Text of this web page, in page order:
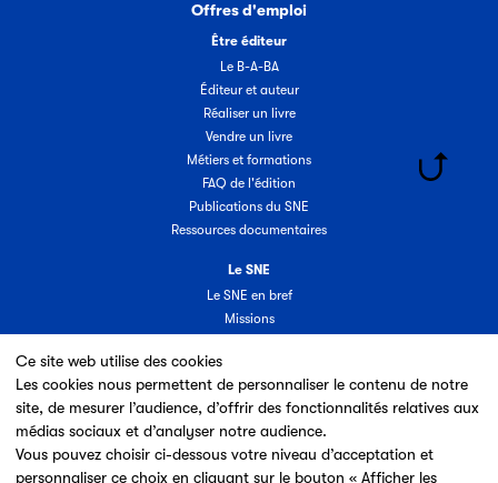
Ce site web utilise des cookies
Les cookies nous permettent de personnaliser le contenu de notre
site, de mesurer l’audience, d’offrir des fonctionnalités relatives aux
médias sociaux et d’analyser notre audience.
Vous pouvez choisir ci-dessous votre niveau d’acceptation et
personnaliser ce choix en cliquant sur le bouton « Afficher les
Offres d'emploi
Être éditeur
Le B-A-BA
Éditeur et auteur
Réaliser un livre
Vendre un livre
Métiers et formations
FAQ de l'édition
Publications du SNE
Ressources documentaires
Le SNE
Le SNE en bref
Missions
Groupes & commissions
Partenaires
Annuaire des adhérents
Nouveaux adhérents
Espace adhérent